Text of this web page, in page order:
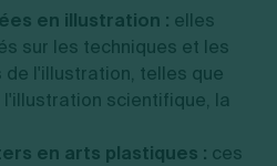
en illustration : elles
sur les techniques et les
l'illustration, telles que
scientifique, la
en arts plastiques : ces